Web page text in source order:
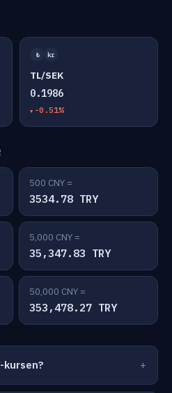
₺ kr
TL/SEK
0.1986
-0.51%
500 CNY =
3534.78 TRY
5,000 CNY =
35,347.83 TRY
50,000 CNY =
353,478.27 TRY
kursen?